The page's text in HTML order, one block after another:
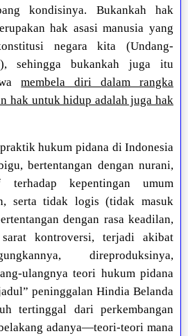
kondisinya. Bukankah hak
hak asasi manusia yang
negara kita (Undang-
sehingga bukankah juga itu
membela diri dalam rangka
hak untuk hidup adalah juga hak
praktik hukum pidana di Indonesia
bertentangan dengan nurani,
terhadap kepentingan umum
serta tidak logis (tidak masuk
dengan rasa keadilan,
kontroversi, terjadi akibat
direproduksinya,
ulangnya teori hukum pidana
peninggalan Hindia Belanda
tertinggal dari perkembangan
adanya—teori-teori mana